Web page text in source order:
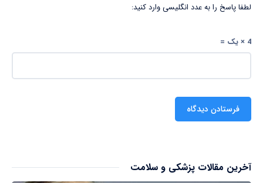
لطفا پاسخ را به عدد انگلیسی وارد کنید:
4 × یک =
آخرین مقالات پزشکی و سلامت